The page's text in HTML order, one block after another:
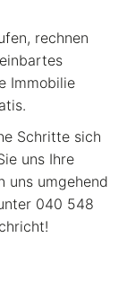
rechnen
Immobilie
Schritte sich
uns Ihre
uns umgehend
040 548